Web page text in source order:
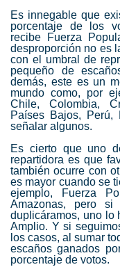
Es innegable que
porcentaje de los
recibe
Fuerza
desproporción no es
con el umbral de
pequeño de
demás, este es un
mundo como, por
Chile, Colombia,
Países Bajos, Perú,
señalar algunos.
Es cierto que uno
repartidora es que
también ocurre con
es mayor cuando se
ejemplo, Fuerza
Amazonas, pero
duplicáramos, uno lo
Amplio. Y si
los casos, al sumar
escaños ganados
porcentaje de votos.